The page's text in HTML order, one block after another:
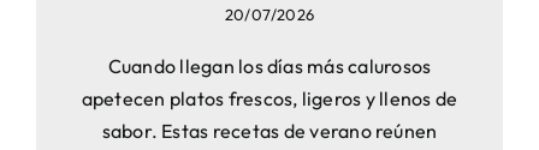
20/07/2026
Cuando llegan los días más calurosos
apetecen platos frescos, ligeros y llenos de
sabor. Estas recetas de verano reúnen